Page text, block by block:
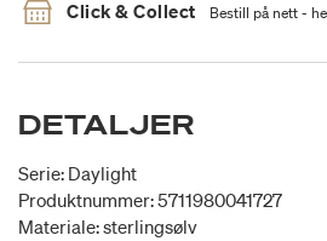
Click & Collect Bestill på nett -
DETALJER
Serie: Daylight
Produktnummer: 5711980041727
Materiale: sterlingsølv